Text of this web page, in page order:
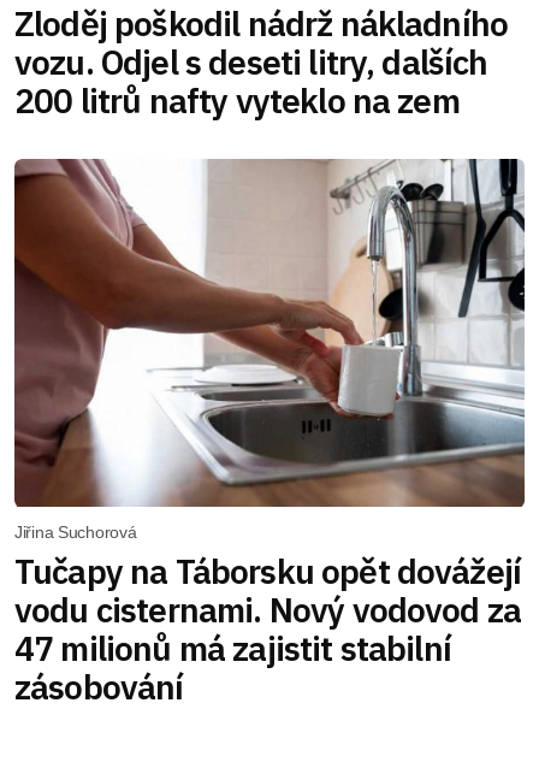
Zloděj poškodil nádrž nákladního
vozu. Odjel s deseti litry, dalších
200 litrů nafty vyteklo na zem
Jiřina Suchorová
Tučapy na Táborsku opět dovážejí
vodu cisternami. Nový vodovod za
47 milionů má zajistit stabilní
zásobování